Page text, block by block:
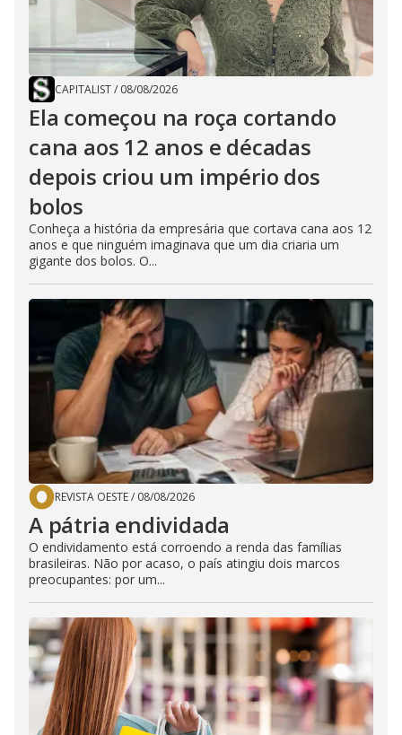
CAPITALIST/ 08/08/2026
Ela começou na roça cortando
cana aos 12 anos e décadas
depois criou um império dos
bolos
Conheça a história da empresária que cortava cana aos 12
anos e que ninguém imaginava que um dia criaria um
gigante dos bolos. O...
REVISTA OESTE/ 08/08/2026
A pátria endividada
O endividamento está corroendo a renda das famílias
brasileiras. Não por acaso, o país atingiu dois marcos
preocupantes: por um...